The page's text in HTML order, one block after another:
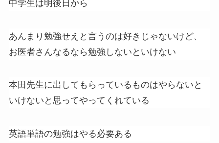
中学生は明後日から
あんまり勉強せえと言うのは好きじゃないけど、
お医者さんなるなら勉強しないといけない
本田先生に出してもらっているものはやらないと
いけないと思ってやってくれている
英語単語の勉強はやる必要ある